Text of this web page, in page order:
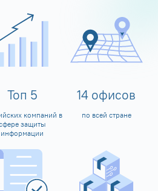
Топ 5
компаний в
защиты
информации
14 офисов
по всей стране